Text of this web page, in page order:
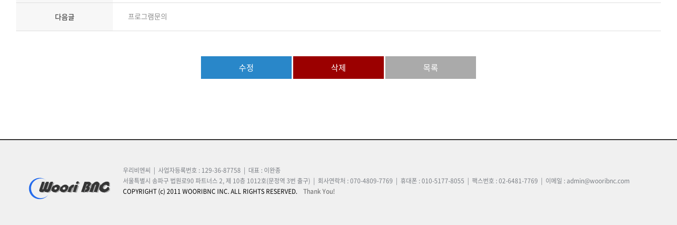
다음글 프로그램문의
수정 삭제 목록
우리비엔씨 | 사업자등록번호 : 129-36-87758 | 대표 : 이완종
서울특별시 송파구 법원로90 파트너스 2, 제 10층 1012호(문정역 3번 출구) | 회사연락처 : 070-4809-7769 | 휴대폰 : 010-5177-8055 | 팩스번호 : 02-6481-7769 | 이메일 : admin@wooribnc.com
COPYRIGHT (c) 2011 WOORIBNC INC. ALL RIGHTS RESERVED.
Thank You!